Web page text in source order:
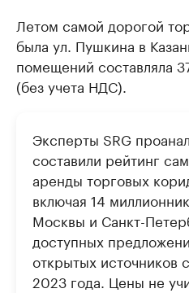
Летом самой дорогой
была ул. Пушкина в
помещений составляла
(без учета НДС).
Эксперты SRG
составили рейтинг
аренды торговых
включая 14
Москвы и Санкт-
доступных
открытых источников
2023 года. Цены не